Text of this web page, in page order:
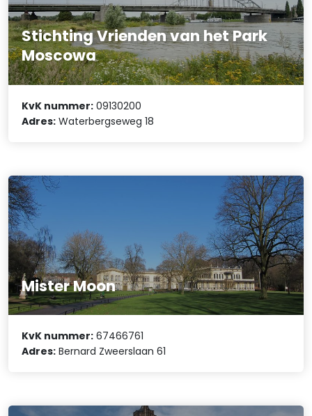
Stichting Vrienden van het Park
Moscowa
KvK nummer: 09130200
Adres: Waterbergseweg 18
Mister Moon
KvK nummer: 67466761
Adres: Bernard Zweerslaan 61